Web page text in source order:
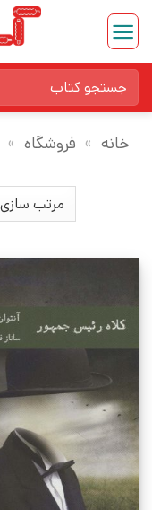
Skip
content
برای:
خانه » فروشگاه »